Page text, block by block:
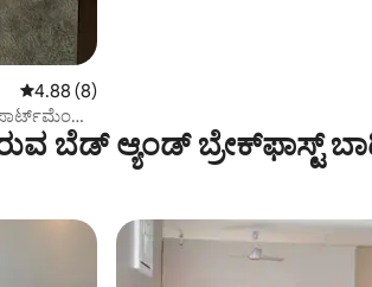
5 ರಲ್ಲಿ 4.88 ಸರಾಸರಿ ರೇಟಿಂಗ್, 8 ವಿಮರ್ಶೆಗಳು
4.88 (8)
ಬೆಡ್ ಆ್ಯಂಡ್ ಬ್ರೇಕ್‌ಫಾಸ್ಟ್‌